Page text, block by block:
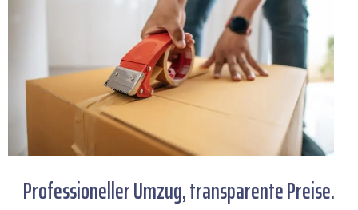
Professioneller Umzug, transparente Preise.